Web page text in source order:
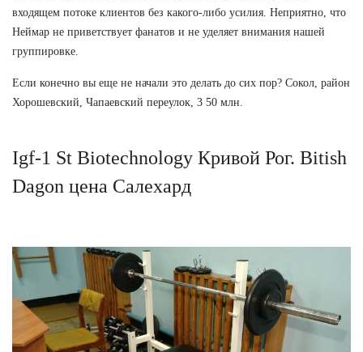
входящем потоке клиентов без какого-либо усилия. Неприятно, что
Неймар не приветствует фанатов и не уделяет внимания нашей
группировке.
Если конечно вы еще не начали это делать до сих пор? Сокол, район
Хорошевский, Чапаевский переулок, 3 50 млн.
Igf-1 St Biotechnology Кривой Рог. Bitish
Dagon цена Салехард